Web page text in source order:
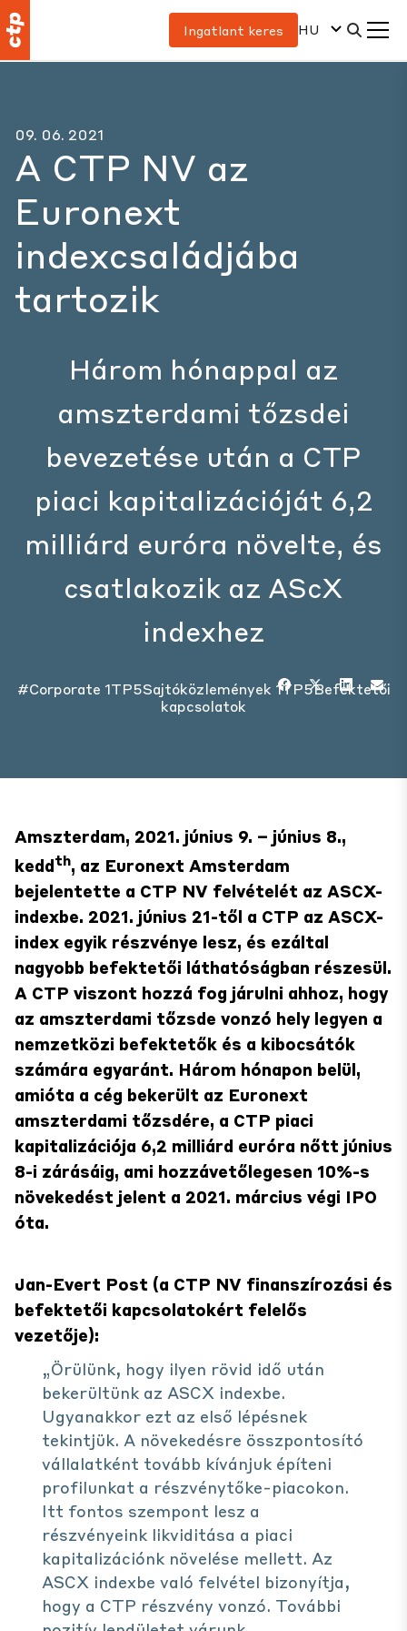
Ingatlant keres HU
09. 06. 2021
A CTP NV az
Euronext
indexcsaládjába
tartozik
Három hónappal az
amszterdami tőzsdei
bevezetése után a CTP
piaci kapitalizációját 6,2
milliárd euróra növelte, és
csatlakozik az AScX
indexhez
#Corporate 1TP5Sajtóközlemények 1TP5Befektetői
kapcsolatok
Amszterdam, 2021. június 9. – június 8.,
keddth, az Euronext Amsterdam
bejelentette a CTP NV felvételét az ASCX-
indexbe. 2021. június 21-től a CTP az ASCX-
index egyik részvénye lesz, és ezáltal
nagyobb befektetői láthatóságban részesül.
A CTP viszont hozzá fog járulni ahhoz, hogy
az amszterdami tőzsde vonzó hely legyen a
nemzetközi befektetők és a kibocsátók
számára egyaránt. Három hónapon belül,
amióta a cég bekerült az Euronext
amszterdami tőzsdére, a CTP piaci
kapitalizációja 6,2 milliárd euróra nőtt június
8-i zárásáig, ami hozzávetőlegesen 10%-s
növekedést jelent a 2021. március végi IPO
óta.
Jan-Evert Post (a CTP NV finanszírozási és
befektetői kapcsolatokért felelős
vezetője):
„Örülünk, hogy ilyen rövid idő után
bekerültünk az ASCX indexbe.
Ugyanakkor ezt az első lépésnek
tekintjük. A növekedésre összpontosító
vállalatként tovább kívánjuk építeni
profilunkat a részvénytőke-piacokon.
Itt fontos szempont lesz a
részvényeink likviditása a piaci
kapitalizációnk növelése mellett. Az
ASCX indexbe való felvétel bizonyítja,
hogy a CTP részvény vonzó. További